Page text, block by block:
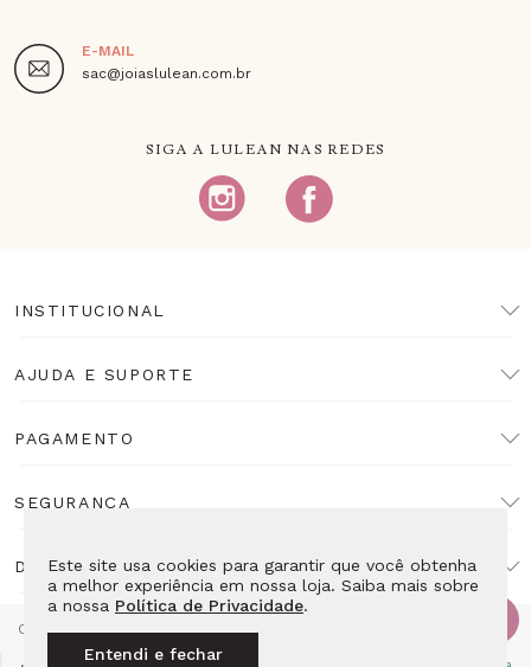
Este site usa cookies para garantir que você obtenha
a melhor experiência em nossa loja. Saiba mais sobre
a nossa Política de Privacidade.
Entendi e fechar
E-MAIL
sac@joiaslulean.com.br
SIGA A LULEAN NAS REDES
INSTITUCIONAL
AJUDA E SUPORTE
PAGAMENTO
SEGURANÇA
DESENVOLVIMENTO
Copyright Lulean. Todos os direitos reservados. Proibida reprodução
total ou parcial. Preços e estoque sujeitos a alteração sem aviso